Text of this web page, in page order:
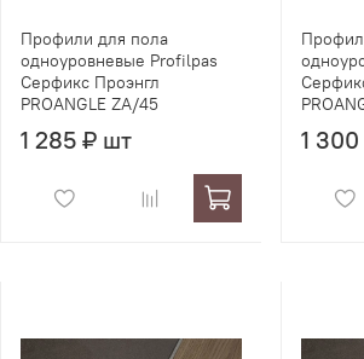
Профили для пола
одноуровневые Profilpas
Серфикс Проэнгл
PROANGLE ZA/45
1 285 ₽ шт 1